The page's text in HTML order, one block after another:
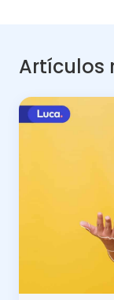
Artículos